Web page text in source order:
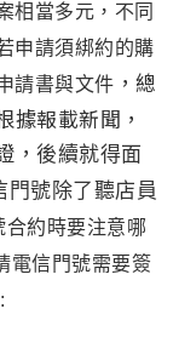
相當多元 ， 不同
申請須綁約的購
請書與文件 ，總
據報載新聞，
， 後續就得面
門號除了聽店員
合約時要注意哪
電信門號需要簽